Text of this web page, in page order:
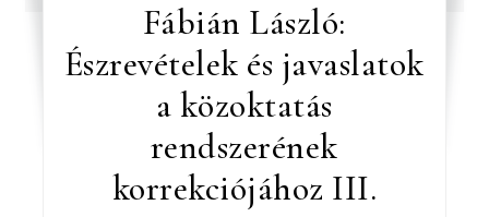
Fábián László:
Észrevételek és javaslatok
a közoktatás
rendszerének
korrekciójához III.